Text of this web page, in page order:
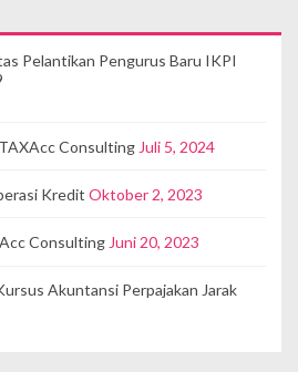
Pelantikan Pengurus Baru IKPI
Consulting Juli 5, 2024
Kredit Oktober 2, 2023
Consulting Juni 20, 2023
Akuntansi Perpajakan Jarak